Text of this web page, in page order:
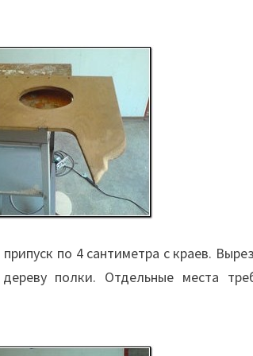
по 4 сантиметра с краев.
полки. Отдельные места